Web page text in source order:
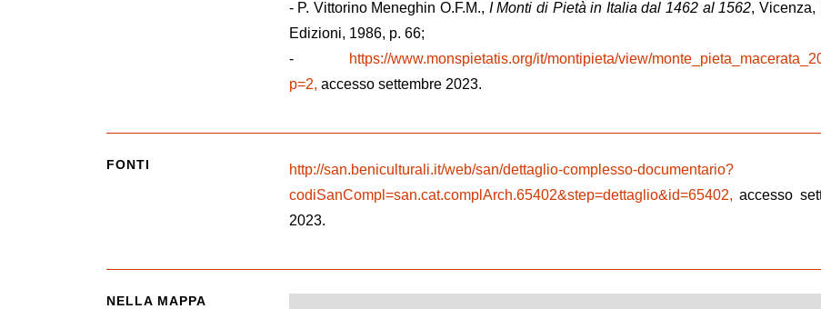
- P. Vittorino Meneghin O.F.M., I Monti di Pietà in Italia dal 1462 al 1562, Vicenza,
Edizioni, 1986, p. 66;
-
https://www.monspietatis.org/it/montipieta/view/
p=2, accesso settembre 2023.
FONTI
http://san.beniculturali.it/web/san/dettaglio-complesso-documentario?
codiSanCompl=san.cat.complArch.65402&step=dettaglio&id=65402, accesso
2023.
NELLA MAPPA